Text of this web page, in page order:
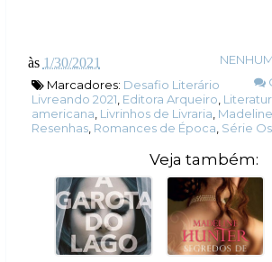
às 1/30/2021
Marcadores: Desafio Literário
Livreando 2021 Editora Arqueiro
americana Livrinhos de Livraria
Resenhas, Romances de Época Série
Veja também: